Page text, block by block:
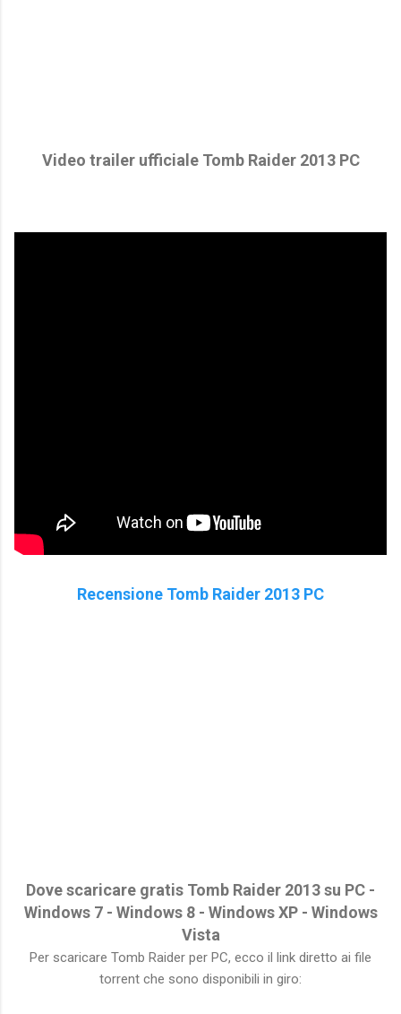
Video trailer ufficiale Tomb Raider 2013 PC
Recensione Tomb Raider 2013 PC
Dove scaricare gratis Tomb Raider 2013 su PC -
Windows 7 - Windows 8 - Windows XP - Windows
Vista
Per scaricare Tomb Raider per PC, ecco il link diretto ai file
torrent che sono disponibili in giro: